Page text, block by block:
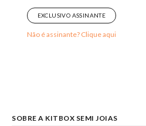
EXCLUSIVO ASSINANTE
Não é assinante? Clique aqui
SOBRE A KITBOX SEMI JOIAS